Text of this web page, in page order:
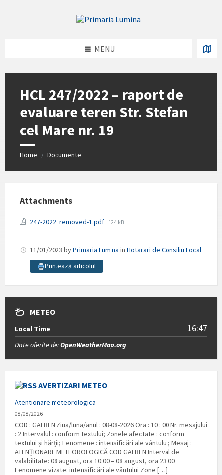
MENU
HCL 247/2022 – raport de
evaluare teren Str. Stefan
cel Mare nr. 19
Home / Documente
Attachments
247-2022_removed-1.pdf File
124 kB
11/01/2023 byPrimaria Lumina in Hotarari de Consiliu Local
Printează articolul
METEO
Local Time 16:47
Date oferite de:OpenWeatherMap.org
AVERTIZARI METEO
Atentionare meteorologica
08/08/2026
COD : GALBEN Ziua/luna/anul : 08-08-2026 Ora : 10 : 00 Nr. mesajului
: 2 Intervalul : conform textului; Zonele afectate : conform
textului și hărții; Fenomene : intensificări ale vântului; Mesaj :
ATENȚIONARE METEOROLOGICĂ COD GALBEN Interval de
valabilitate: 08 august, ora 10:00 – 08 august, ora 23:00
Fenomene vizate: intensificări ale vântului Zone […]